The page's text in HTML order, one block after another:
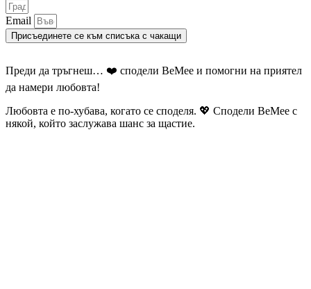
Email
Присъединете се към списъка с чакащи
Преди да тръгнеш… ❤️ сподели BeMee и помогни на приятел
да намери любовта!
Любовта е по-хубава, когато се споделя. 💖 Сподели BeMee с
някой, който заслужава шанс за щастие.